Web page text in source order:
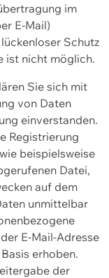
im
E-Mail)
Schutz
ist nicht möglich.
Sie sich mit
von Daten
einverstanden.
Registrierung
beispielsweise
Datei,
auf dem
unmittelbar
E-Mail-Adresse
erhoben.
der